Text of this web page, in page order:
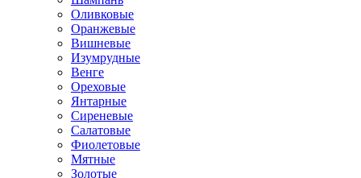
Оливковые
Оранжевые
Вишневые
Изумрудные
Венге
Ореховые
Янтарные
Сиреневые
Салатовые
Фиолетовые
Мятные
Золотые